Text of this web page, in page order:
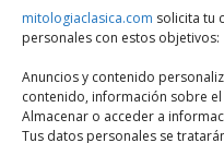
mitologiaclasica.com solicita tu
personales con estos objetivos:
Anuncios y contenido
contenido, información sobre
Almacenar o acceder a
Tus datos personales se
¿Qué Divinidad, Héroe o
Historias de amor entre
griega